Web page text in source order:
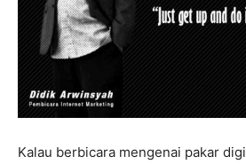
Kalau berbicara mengenai pakar